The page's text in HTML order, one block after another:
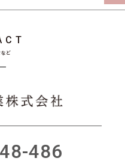
など
486